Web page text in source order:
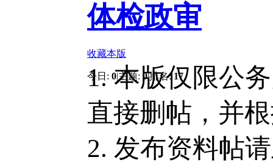
体检政审
收藏本版
今日: 0|主题: 0|排名: 17
1. 本版仅限公
直接删帖，并
2. 发布资料帖